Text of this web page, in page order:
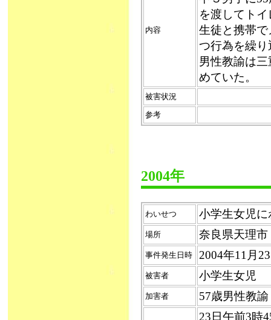
内容
を渡してト
生徒と携帯
つ行為を繰
男性教諭は
めていた。
被害状況
参考
2004年
わいせつ 小学生女児に
場所 奈良県天理
事件発生日時 2004年11月
被害者 小学生女児
加害者
57歳男性教
23日午前3時